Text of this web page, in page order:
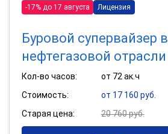
-17% до 17 августа Лицензия
Буровой супервайзер в
нефтегазовой отрасли
Кол-во часов:
от 72 ак.ч
Стоимость:
от 17 160 руб.
Старая цена:
20 760 руб.